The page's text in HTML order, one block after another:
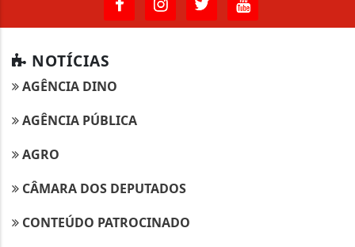
NOTÍCIAS
AGÊNCIA DINO
AGÊNCIA PÚBLICA
AGRO
CÂMARA DOS DEPUTADOS
CONTEÚDO PATROCINADO